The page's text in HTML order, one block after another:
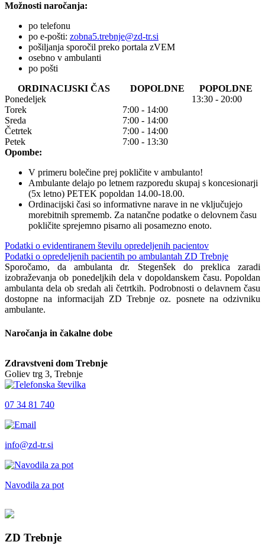
Možnosti naročanja:
po telefonu
po e-pošti: zobna5.trebnje@zd-tr.si
pošiljanja sporočil preko portala zVEM
osebno v ambulanti
po pošti
ORDINACIJSKI ČAS
DOPOLDNE
POPOLDNE
Ponedeljek
13:30 - 20:00
Torek
7:00 - 14:00
Sreda
7:00 - 14:00
Četrtek
7:00 - 14:00
Petek
7:00 - 13:30
Opombe:
V primeru bolečine prej pokličite v ambulanto!
Ambulante delajo po letnem razporedu skupaj s koncesionarji
(5x letno) PETEK popoldan 14.00-18.00.
Ordinacijski časi so informativne narave in ne vključujejo
morebitnih sprememb. Za natančne podatke o delovnem času
pokličite sprejemno pisarno ali posamezno enoto.
Podatki o evidentiranem številu opredeljenih pacientov
Podatki o opredeljenih pacientih po ambulantah ZD Trebnje
Sporočamo, da ambulanta dr. Stegenšek do preklica zaradi
izobraževanja ob ponedeljkih dela v dopoldanskem času. Popoldan
ambulanta dela ob sredah ali četrtkih. Podrobnosti o delavnem času
dostopne na informacijah ZD Trebnje oz. posnete na odzivniku
ambulante.
Naročanja in čakalne dobe
Zdravstveni dom Trebnje
Goliev trg 3, Trebnje
07 34 81 740
info@zd-tr.si
Navodila za pot
ZD Trebnje